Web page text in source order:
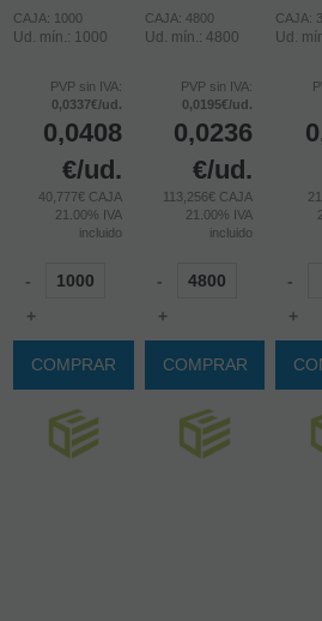
CAJA: 1000
Ud. mín.: 1000
PVP sin IVA:
0,0337€/ud.
0,0408
€/ud.
40,777€ CAJA
21.00% IVA
incluido
-
+
COMPRAR
CAJA: 4800
Ud. mín.: 4800
PVP sin IVA:
0,0195€/ud.
0,0236
€/ud.
113,256€ CAJA
21.00% IVA
incluido
-
+
COMPRAR
CAJA:
Ud.
-
+